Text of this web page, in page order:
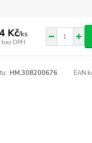
Kč/ks
bez DPH
HM.308200676 EAN